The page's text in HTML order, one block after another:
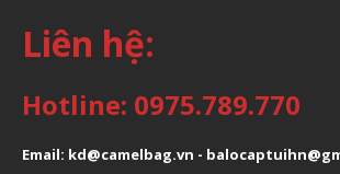
Liên hệ:
Hotline: 0975.789.770
Email: kd@camelbag.vn -